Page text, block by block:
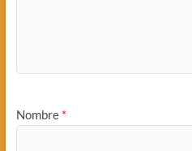
Nombre *